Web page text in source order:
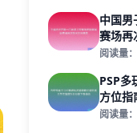
中国男
赛场再
阅读量
PSP多
方位指
阅读量